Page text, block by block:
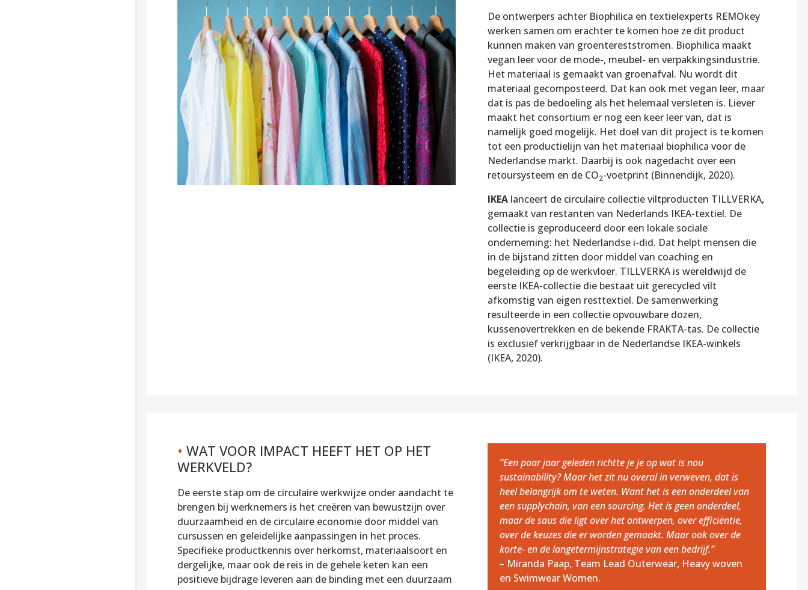
De ontwerpers achter Biophilica en textielexperts REMOkey
werken samen om erachter te komen hoe ze dit product
kunnen maken van groentereststromen. Biophilica maakt
vegan leer voor de mode-, meubel- en verpakkingsindustrie.
Het materiaal is gemaakt van groenafval. Nu wordt dit
materiaal gecomposteerd. Dat kan ook met vegan leer, maar
dat is pas de bedoeling als het helemaal versleten is. Liever
maakt het consortium er nog een keer leer van, dat is
namelijk goed mogelijk. Het doel van dit project is te komen
tot een productielijn van het materiaal biophilica voor de
Nederlandse markt. Daarbij is ook nagedacht over een
retoursysteem en de CO2-voetprint (Binnendijk, 2020).
IKEA lanceert de circulaire collectie viltproducten TILLVERKA,
gemaakt van restanten van Nederlands IKEA-textiel. De
collectie is geproduceerd door een lokale sociale
onderneming: het Nederlandse i-did. Dat helpt mensen die
in de bijstand zitten door middel van coaching en
begeleiding op de werkvloer. TILLVERKA is wereldwijd de
eerste IKEA-collectie die bestaat uit gerecycled vilt
afkomstig van eigen resttextiel. De samenwerking
resulteerde in een collectie opvouwbare dozen,
kussenovertrekken en de bekende FRAKTA-tas. De collectie
is exclusief verkrijgbaar in de Nederlandse IKEA-winkels
(IKEA, 2020).
• WAT VOOR IMPACT HEEFT HET OP HET
WERKVELD?
De eerste stap om de circulaire werkwijze onder aandacht te
brengen bij werknemers is het creëren van bewustzijn over
duurzaamheid en de circulaire economie door middel van
cursussen en geleidelijke aanpassingen in het proces.
Specifieke productkennis over herkomst, materiaalsoort en
dergelijke, maar ook de reis in de gehele keten kan een
positieve bijdrage leveren aan de binding met een duurzaam
“Een paar jaar geleden richtte je je op wat is nou
sustainability? Maar het zit nu overal in verweven, dat is
heel belangrijk om te weten. Want het is een onderdeel van
een supplychain, van een sourcing. Het is geen onderdeel,
maar de saus die ligt over het ontwerpen, over efficiëntie,
over de keuzes die er worden gemaakt. Maar ook over de
korte- en de langetermijnstrategie van een bedrijf.”
– Miranda Paap, Team Lead Outerwear, Heavy woven
en Swimwear Women.